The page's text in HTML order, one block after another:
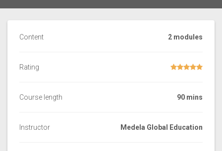
Content 2 modules
Rating
Course length 90 mins
Instructor Medela Global Education